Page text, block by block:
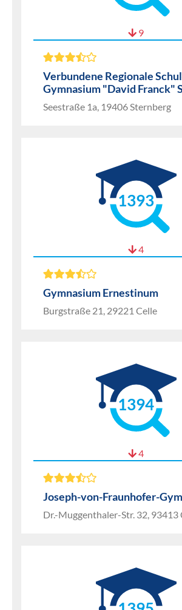
9
Verbundene Regionale
Gymnasium "David Franck"
Seestraße 1a, 19406 Sternberg
1393
4
Gymnasium Ernestinum
Burgstraße 21, 29221 Celle
1394
4
Joseph-von-Fraunhofer-
Dr.-Muggenthaler-Str. 32, 93413